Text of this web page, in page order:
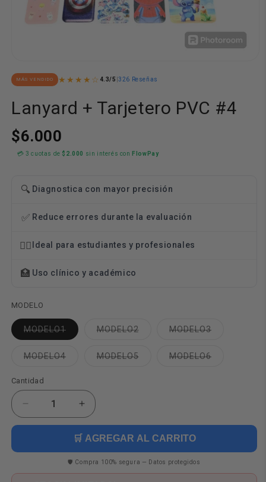
elemento
multimedia
en
una
modal
MÁS VENDIDO ★★★★☆ 4.3/5 |326 Reseñas
Lanyard + Tarjetero PVC #4
$6.000
💳 3 cuotas de $2.000 sin interés con FlowPay
🔍 Diagnostica con mayor precisión
✅ Reduce errores durante la evaluación
👨‍⚕️ Ideal para estudiantes y profesionales
🏥 Uso clínico y académico
MODELO
MODELO1Variante
agotada
disponible
MODELO2Variante
disponible
MODELO3Variante
MODELO4Variante
disponible
MODELO5VarianteMODELO6Variante
Cantidad
Cantidad
Reducir
cantidad
Tarjetero
Aumentar
cantidad
para
+
Tarjetero
🛒 AGREGAR AL CARRITO
🛡️ Compra 100% segura — Datos protegidos